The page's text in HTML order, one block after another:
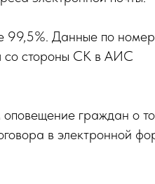
99,5%. Данные по
со стороны СК в АИС
граждан о
в электронной